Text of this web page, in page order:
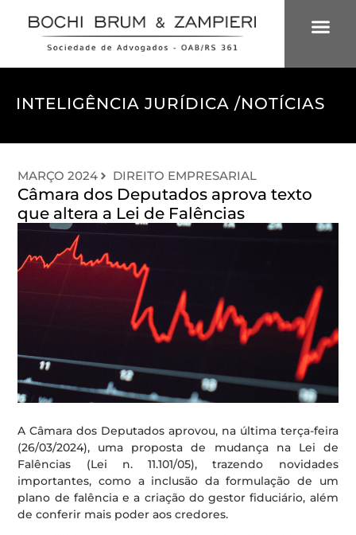
INTELIGÊNCIA JURÍDICA /NOTÍCIAS
MARÇO 2024 DIREITO EMPRESARIAL
Câmara dos Deputados aprova texto
que altera a Lei de Falências
A Câmara dos Deputados aprovou, na última terça-feira
(26/03/2024), uma proposta de mudança na Lei de
Falências (Lei n. 11.101/05), trazendo novidades
importantes, como a inclusão da formulação de um
plano de falência e a criação do gestor fiduciário, além
de conferir mais poder aos credores.